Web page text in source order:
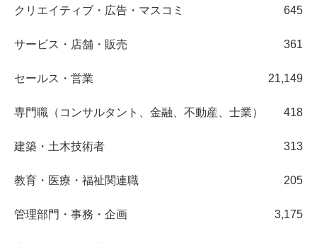
クリエイティブ・広告・マスコミ 645
サービス・店舗・販売 361
セールス・営業 21,149
専門職（コンサルタント、金融、不動産、士業） 418
建築・土木技術者 313
教育・医療・福祉関連職 205
管理部門・事務・企画 3,175